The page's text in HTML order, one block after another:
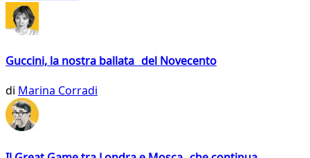
Guccini, la nostra ballata del Novecento
di Marina Corradi